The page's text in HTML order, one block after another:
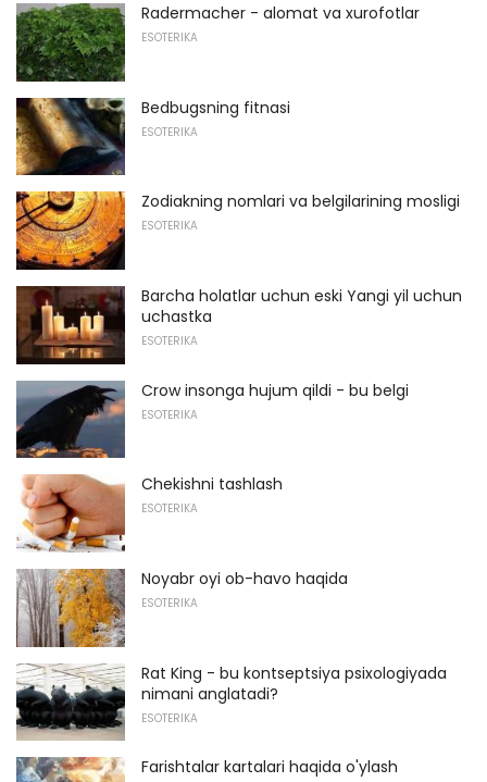
Radermacher - alomat va xurofotlar
ESOTERIKA
Bedbugsning fitnasi
ESOTERIKA
Zodiakning nomlari va belgilarining mosligi
ESOTERIKA
Barcha holatlar uchun eski Yangi yil uchun
uchastka
ESOTERIKA
Crow insonga hujum qildi - bu belgi
ESOTERIKA
Chekishni tashlash
ESOTERIKA
Noyabr oyi ob-havo haqida
ESOTERIKA
Rat King - bu kontseptsiya psixologiyada
nimani anglatadi?
ESOTERIKA
Farishtalar kartalari haqida o'ylash